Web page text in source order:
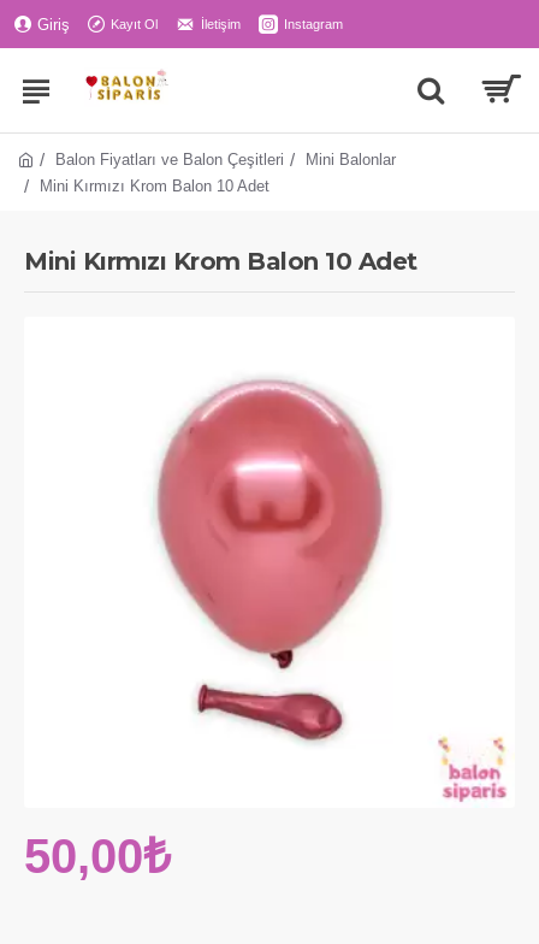
Giriş Kayıt Ol İletişim Instagram
Balon Fiyatları ve Balon Çeşitleri
Mini Balonlar
Mini Kırmızı Krom Balon 10 Adet
Mini Kırmızı Krom Balon 10 Adet
50,00₺